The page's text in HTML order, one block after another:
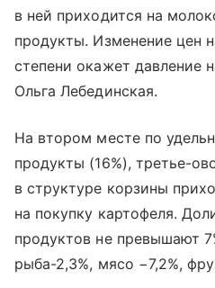
в ней приходится на
продукты. Изменение цен
степени окажет давление
Ольга Лебединская.
На втором месте по
продукты (16%), третье-
в структуре корзины
на покупку картофеля.
продуктов не превышают
рыба-2,3%, мясо −7,2%,